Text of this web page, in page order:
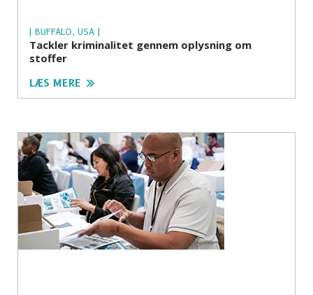
| BUFFALO, USA |
Tackler kriminalitet gennem oplysning om
stoffer
LÆS MERE